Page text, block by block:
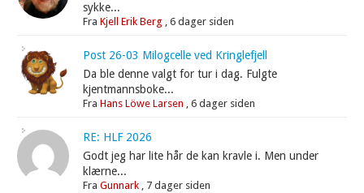
sykke...
FraKjell Erik Berg ,6 dager siden
Post 26-03 Milogcelle ved Kringlefjell
Da ble denne valgt for tur i dag. Fulgte
kjentmannsboke...
FraHans Löwe Larsen ,6 dager siden
RE: HLF 2026
Godt jeg har lite hår de kan kravle i. Men under
klærne...
FraGunnark , 7 dager siden